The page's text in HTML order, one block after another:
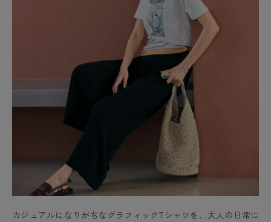
カジュアルになりがちなグラフィックTシャツを、大人の日常に